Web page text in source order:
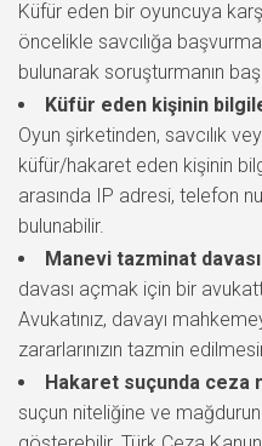
Küfür eden bir oyuncuya
öncelikle savcılığa
bulunarak soruşturmanın
Küfür eden kişinin
Oyun şirketinden, savcılık
küfür/hakaret eden kişinin
arasında IP adresi, telefon
bulunabilir.
Manevi tazminat davası
davası açmak için bir
Avukatınız, davayı
zararlarınızın tazmin
Hakaret suçunda ceza
suçun niteliğine ve